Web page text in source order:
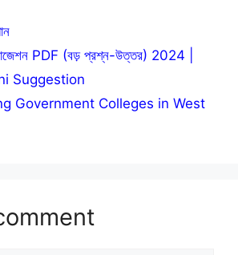
PDF (বড় প্রশ্ন-উত্তর) 2024 |
Suggestion
Government Colleges in West